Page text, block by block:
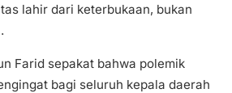
lahir dari keterbukaan, bukan
Farid sepakat bahwa polemik
bagi seluruh kepala daerah